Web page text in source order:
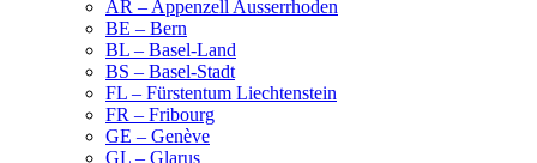
AR – Appenzell Ausserrhoden
BE – Bern
BL – Basel-Land
BS – Basel-Stadt
FL – Fürstentum Liechtenstein
FR – Fribourg
GE – Genève
GL – Glarus